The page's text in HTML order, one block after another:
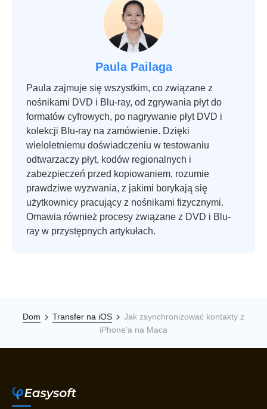
Paula Pailaga
Paula zajmuje się wszystkim, co związane z
nośnikami DVD i Blu-ray, od zgrywania płyt do
formatów cyfrowych, po nagrywanie płyt DVD i
kolekcji Blu-ray na zamówienie. Dzięki
wieloletniemu doświadczeniu w testowaniu
odtwarzaczy płyt, kodów regionalnych i
zabezpieczeń przed kopiowaniem, rozumie
prawdziwe wyzwania, z jakimi borykają się
użytkownicy pracujący z nośnikami fizycznymi.
Omawia również procesy związane z DVD i Blu-
ray w przystępnych artykułach.
Dom Transfer na iOS
Jak zsynchronizować kontakty z
iPhone'a na Maca